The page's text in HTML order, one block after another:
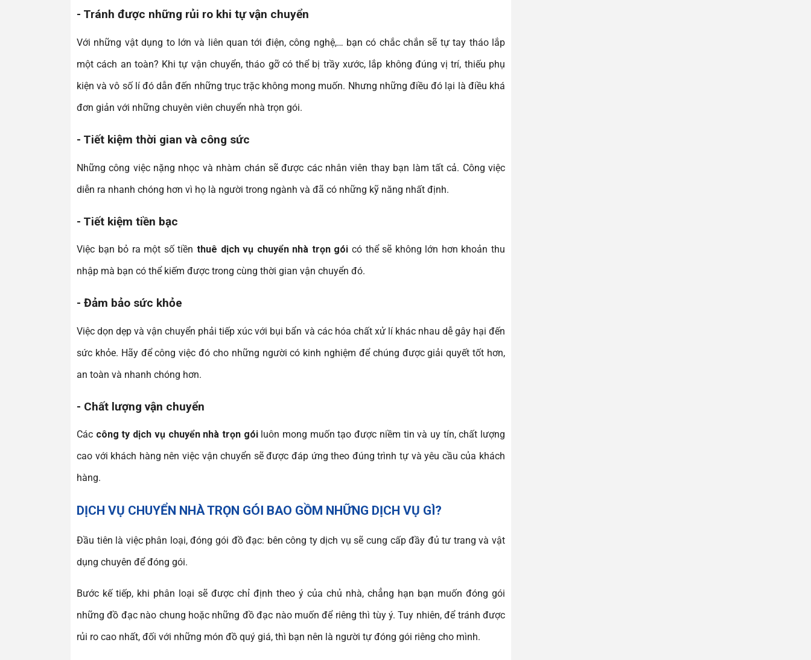
- Tránh được những rủi ro khi tự vận chuyển
Với những vật dụng to lớn và liên quan tới điện, công nghệ,… bạn có chắc chắn sẽ tự tay tháo lắp
một cách an toàn? Khi tự vận chuyển, tháo gỡ có thể bị trầy xước, lắp không đúng vị trí, thiếu phụ
kiện và vô số lí đó dẫn đến những trục trặc không mong muốn. Nhưng những điều đó lại là điều khá
đơn giản với những chuyên viên chuyển nhà trọn gói.
- Tiết kiệm thời gian và công sức
Những công việc nặng nhọc và nhàm chán sẽ được các nhân viên thay bạn làm tất cả. Công việc
diễn ra nhanh chóng hơn vì họ là người trong ngành và đã có những kỹ năng nhất định.
- Tiết kiệm tiền bạc
Việc bạn bỏ ra một số tiền thuê dịch vụ chuyển nhà trọn góicó thể sẽ không lớn hơn khoản thu
nhập mà bạn có thể kiếm được trong cùng thời gian vận chuyển đó.
- Đảm bảo sức khỏe
Việc dọn dẹp và vận chuyển phải tiếp xúc với bụi bẩn và các hóa chất xử lí khác nhau dễ gây hại đến
sức khỏe. Hãy để công việc đó cho những người có kinh nghiệm để chúng được giải quyết tốt hơn,
an toàn và nhanh chóng hơn.
- Chất lượng vận chuyển
Các công ty dịch vụ chuyển nhà trọn gói luôn mong muốn tạo được niềm tin và uy tín, chất lượng
cao với khách hàng nên việc vận chuyển sẽ được đáp ứng theo đúng trình tự và yêu cầu của khách
hàng.
DỊCH VỤ CHUYỂN NHÀ TRỌN GÓI BAO GỒM NHỮNG DỊCH VỤ GÌ?
Đầu tiên là việc phân loại, đóng gói đồ đạc: bên công ty dịch vụ sẽ cung cấp đầy đủ tư trang và vật
dụng chuyên để đóng gói.
Bước kế tiếp, khi phân loại sẽ được chỉ định theo ý của chủ nhà, chẳng hạn bạn muốn đóng gói
những đồ đạc nào chung hoặc những đồ đạc nào muốn để riêng thì tùy ý. Tuy nhiên, để tránh được
rủi ro cao nhất, đối với những món đồ quý giá, thì bạn nên là người tự đóng gói riêng cho mình.